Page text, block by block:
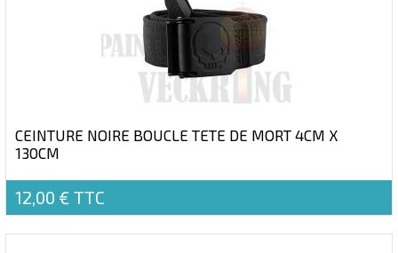
CEINTURE NOIRE BOUCLE TETE DE MORT 4CM X
130CM
12,00 € TTC